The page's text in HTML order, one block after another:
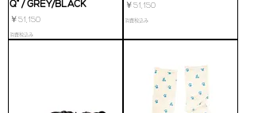
Q" / GREY/BLACK
価格
￥51,150
消費税込み
価格
￥51,150
消費税込み